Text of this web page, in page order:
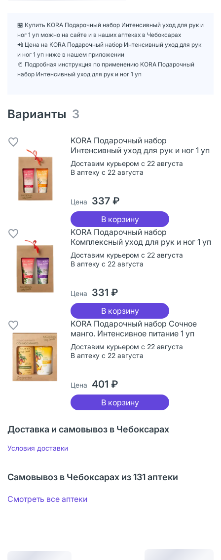
🏪 Купить KORA Подарочный набор Интенсивный уход для рук и
ног 1 уп можно на сайте и в наших аптеках в Чебоксарах
📲 Цена на KORA Подарочный набор Интенсивный уход для рук
и ног 1 уп ниже в нашем приложении
📒 Подробная инструкция по применению KORA Подарочный
набор Интенсивный уход для рук и ног 1 уп
Варианты 3
KORA Подарочный набор
Интенсивный уход для рук и ног 1 уп
Доставим курьером с 22 августа
В аптеку с 22 августа
Цена 337 ₽
В корзину
KORA Подарочный набор
Комплексный уход для рук и ног 1 уп
Доставим курьером с 22 августа
В аптеку с 22 августа
Цена 331 ₽
В корзину
KORA Подарочный набор Сочное
манго. Интенсивное питание 1 уп
Доставим курьером с 22 августа
В аптеку с 22 августа
Цена 401 ₽
В корзину
Доставка и самовывоз в Чебоксарах
Условия доставки
Самовывоз в Чебоксарах из 131 аптеки
Смотреть все аптеки